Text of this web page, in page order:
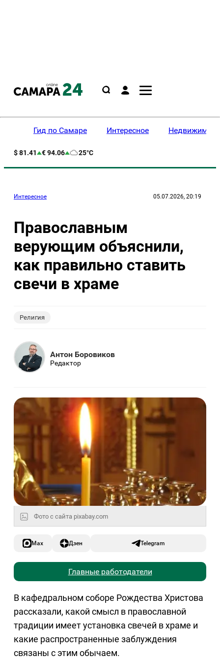
Гид по Самаре Интересное
$ 81.41 € 94.06 25°C
Интересное 05.07.2026, 20:19
Православным
верующим объяснили,
как правильно ставить
свечи в храме
Религия
Антон Боровиков
Редактор
Фото с сайта pixabay.com
Max Дзен Telegram
Главные работодатели
В кафедральном соборе Рождества Христова
рассказали, какой смысл в православной
традиции имеет установка свечей в храме и
какие распространенные заблуждения
связаны с этим обычаем.